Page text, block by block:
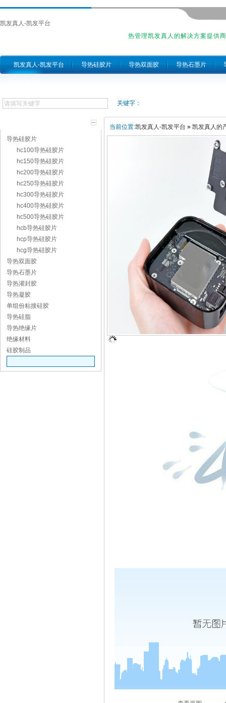
凯发真人-凯发平台
热管理凯发真人的解决方案提供商
凯发真人-凯发平台 导热硅胶片 导热双面胶 导热石墨片
关键字：
导热硅胶片
hc100导热硅胶片
hc150导热硅胶片
hc200导热硅胶片
hc250导热硅胶片
hc300导热硅胶片
hc400导热硅胶片
hc500导热硅胶片
hcb导热硅胶片
hcp导热硅胶片
hcg导热硅胶片
导热双面胶
导热石墨片
导热灌封胶
导热凝胶
单组份粘接硅胶
导热硅脂
导热绝缘片
绝缘材料
硅胶制品
当前位置:凯发真人-凯发平台 » 凯发真人的